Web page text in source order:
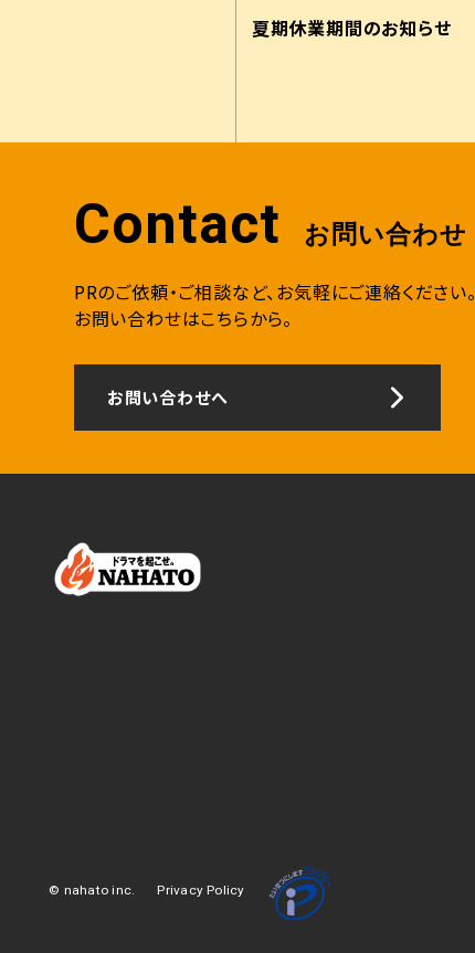
夏期休業期間のお知らせ
Contact お問い合わせ
PRのご依頼・ご相談など、お気軽にご連絡ください。
お問い合わせはこちらから。
お問い合わせへ
© nahato inc. Privacy Policy